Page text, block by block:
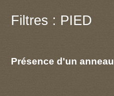
Filtres : PIED
Présence d'un anneau